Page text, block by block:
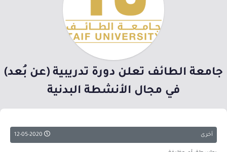
جامعة الطائف تعلن دورة تدريبية (عن بُعد)
في مجال الأنشطة البدنية
أخرى